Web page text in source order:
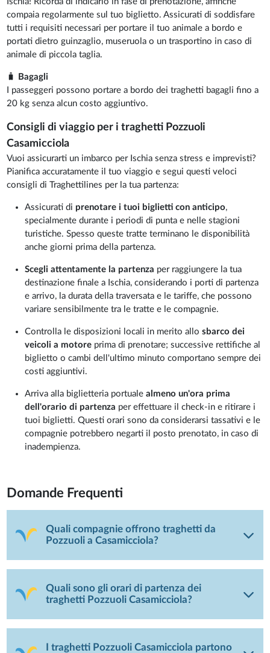
compaia regolarmente sul tuo biglietto. Assicurati di soddisfare
tutti i requisiti necessari per portare il tuo animale a bordo e
portati dietro guinzaglio, museruola o un trasportino in caso di
animale di piccola taglia.
🧳
Bagagli
I passeggeri possono portare a bordo dei traghetti bagagli fino a
20 kg senza alcun costo aggiuntivo.
Consigli di viaggio per i traghetti Pozzuoli
Casamicciola
Vuoi assicurarti un imbarco per Ischia senza stress e imprevisti?
Pianifica accuratamente il tuo viaggio e segui questi veloci
consigli di Traghettilines per la tua partenza:
Assicurati di prenotare i tuoi biglietti con anticipo,
specialmente durante i periodi di punta e nelle stagioni
turistiche. Spesso queste tratte terminano le disponibilità
anche giorni prima della partenza.
Scegli attentamente la partenza per raggiungere la tua
destinazione finale a Ischia, considerando i porti di partenza
e arrivo, la durata della traversata e le tariffe, che possono
variare sensibilmente tra le tratte e le compagnie.
Controlla le disposizioni locali in merito allosbarco dei
veicoli a motore prima di prenotare; successive rettifiche al
biglietto o cambi dell'ultimo minuto comportano sempre dei
costi aggiuntivi.
Arriva alla biglietteria portualealmeno un'ora prima
dell'orario di partenza per effettuare il check-in e ritirare i
tuoi biglietti. Questi orari sono da considerarsi tassativi e le
compagnie potrebbero negarti il posto prenotato, in caso di
inadempienza.
Domande Frequenti
Quali compagnie offrono traghetti da
Pozzuoli a Casamicciola?
Quali sono gli orari di partenza dei
traghetti Pozzuoli Casamicciola?
I traghetti Pozzuoli Casamicciola partono